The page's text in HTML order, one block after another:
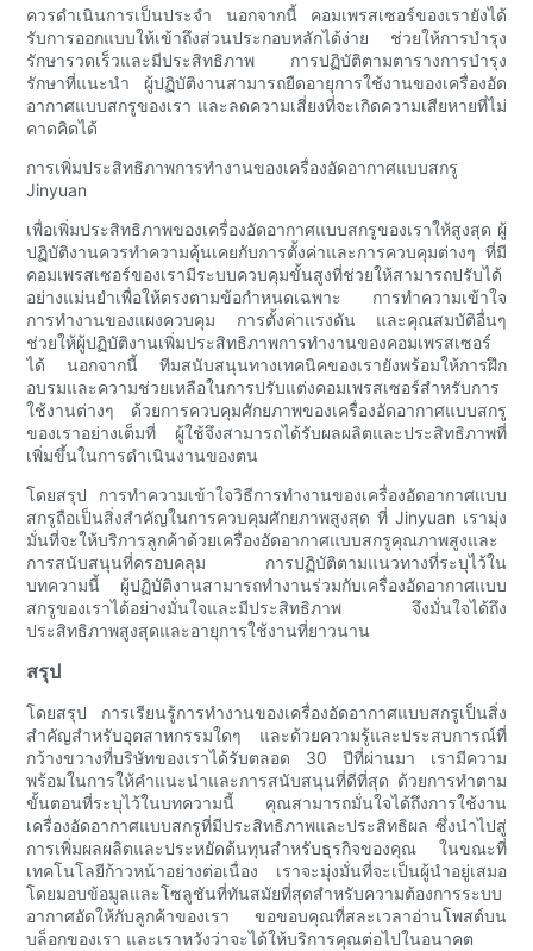
ควรดำเนินการเป็นประจำ นอกจากนี้ คอมเพรสเซอร์ของเรายังได้
รับการออกแบบให้เข้าถึงส่วนประกอบหลักได้ง่าย ช่วยให้การบำรุง
รักษารวดเร็วและมีประสิทธิภาพ การปฏิบัติตามตารางการบำรุง
รักษาที่แนะนำ ผู้ปฏิบัติงานสามารถยืดอายุการใช้งานของเครื่องอัด
อากาศแบบสกรูของเรา และลดความเสี่ยงที่จะเกิดความเสียหายที่ไม่
คาดคิดได้
การเพิ่มประสิทธิภาพการทำงานของเครื่องอัดอากาศแบบสกรู
Jinyuan
เพื่อเพิ่มประสิทธิภาพของเครื่องอัดอากาศแบบสกรูของเราให้สูงสุด ผู้
ปฏิบัติงานควรทำความคุ้นเคยกับการตั้งค่าและการควบคุมต่างๆ ที่มี
คอมเพรสเซอร์ของเรามีระบบควบคุมขั้นสูงที่ช่วยให้สามารถปรับได้
อย่างแม่นยำเพื่อให้ตรงตามข้อกำหนดเฉพาะ การทำความเข้าใจ
การทำงานของแผงควบคุม การตั้งค่าแรงดัน และคุณสมบัติอื่นๆ
ช่วยให้ผู้ปฏิบัติงานเพิ่มประสิทธิภาพการทำงานของคอมเพรสเซอร์
ได้ นอกจากนี้ ทีมสนับสนุนทางเทคนิคของเรายังพร้อมให้การฝึก
อบรมและความช่วยเหลือในการปรับแต่งคอมเพรสเซอร์สำหรับการ
ใช้งานต่างๆ ด้วยการควบคุมศักยภาพของเครื่องอัดอากาศแบบสกรู
ของเราอย่างเต็มที่ ผู้ใช้จึงสามารถได้รับผลผลิตและประสิทธิภาพที่
เพิ่มขึ้นในการดำเนินงานของตน
โดยสรุป การทำความเข้าใจวิธีการทำงานของเครื่องอัดอากาศแบบ
สกรูถือเป็นสิ่งสำคัญในการควบคุมศักยภาพสูงสุด ที่ Jinyuan เรามุ่ง
มั่นที่จะให้บริการลูกค้าด้วยเครื่องอัดอากาศแบบสกรูคุณภาพสูงและ
การสนับสนุนที่ครอบคลุม การปฏิบัติตามแนวทางที่ระบุไว้ใน
บทความนี้ ผู้ปฏิบัติงานสามารถทำงานร่วมกับเครื่องอัดอากาศแบบ
สกรูของเราได้อย่างมั่นใจและมีประสิทธิภาพ จึงมั่นใจได้ถึง
ประสิทธิภาพสูงสุดและอายุการใช้งานที่ยาวนาน
สรุป
โดยสรุป การเรียนรู้การทำงานของเครื่องอัดอากาศแบบสกรูเป็นสิ่ง
สำคัญสำหรับอุตสาหกรรมใดๆ และด้วยความรู้และประสบการณ์ที่
กว้างขวางที่บริษัทของเราได้รับตลอด 30 ปีที่ผ่านมา เรามีความ
พร้อมในการให้คำแนะนำและการสนับสนุนที่ดีที่สุด ด้วยการทำตาม
ขั้นตอนที่ระบุไว้ในบทความนี้ คุณสามารถมั่นใจได้ถึงการใช้งาน
เครื่องอัดอากาศแบบสกรูที่มีประสิทธิภาพและประสิทธิผล ซึ่งนำไปสู่
การเพิ่มผลผลิตและประหยัดต้นทุนสำหรับธุรกิจของคุณ ในขณะที่
เทคโนโลยีก้าวหน้าอย่างต่อเนื่อง เราจะมุ่งมั่นที่จะเป็นผู้นำอยู่เสมอ
โดยมอบข้อมูลและโซลูชันที่ทันสมัยที่สุดสำหรับความต้องการระบบ
อากาศอัดให้กับลูกค้าของเรา ขอขอบคุณที่สละเวลาอ่านโพสต์บน
บล็อกของเรา และเราหวังว่าจะได้ให้บริการคุณต่อไปในอนาคต